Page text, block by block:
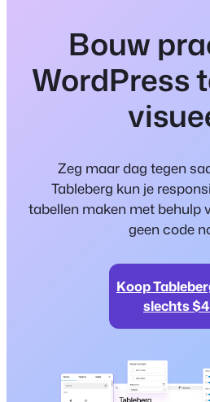
Bouw
WordPress
Zeg maar dag tegen
Tableberg kun je
tabellen maken met behulp
geen code
Koop
slechts